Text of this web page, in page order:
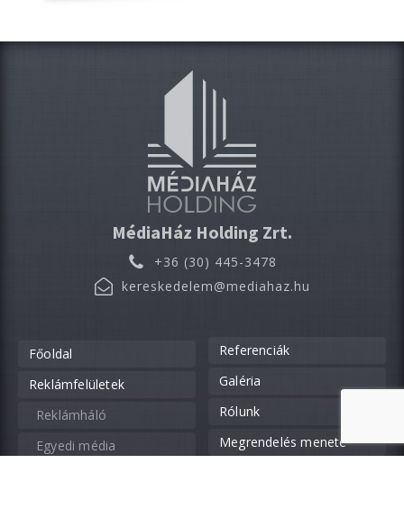
MédiaHáz Holding Zrt.
+36 (30) 445-3478
kereskedelem@mediahaz.hu
Főoldal
Reklámfelületek
Reklámháló
Egyedi média
Referenciák
Galéria
Rólunk
Megrendelés menete